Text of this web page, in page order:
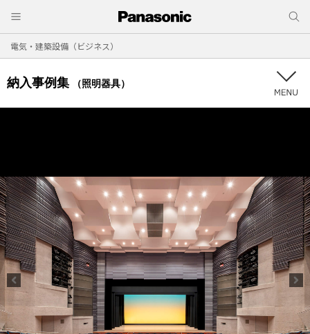
電気・建築設備（ビジネス）
納入事例集 （照明器具）